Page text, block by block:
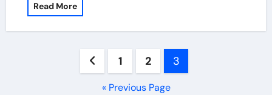
Read More
1 2 3
« Previous Page